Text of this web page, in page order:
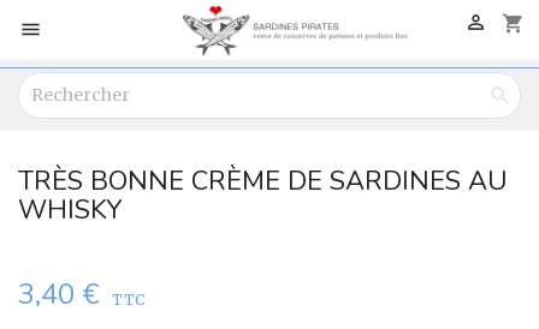
 shopping_cart


TRÈS BONNE CRÈME DE SARDINES AU
WHISKY
3,40 € TTC